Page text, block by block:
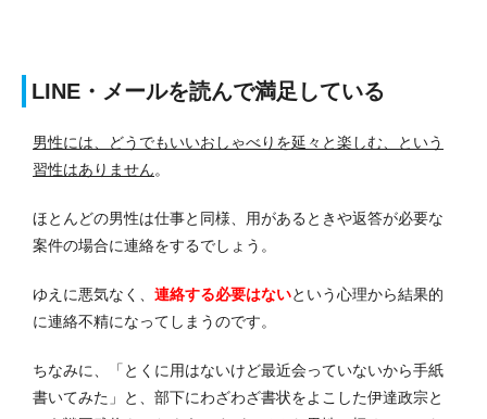
LINE・メールを読んで満足している
男性には、どうでもいいおしゃべりを延々と楽しむ、という
習性はありません。
ほとんどの男性は仕事と同様、用があるときや返答が必要な
案件の場合に連絡をするでしょう。
ゆえに悪気なく、 連絡する必要はないという心理から結果的
に連絡不精になってしまうのです。
ちなみに、「とくに用はないけど最近会っていないから手紙
書いてみた」と、部下にわざわざ書状をよこした伊達政宗と